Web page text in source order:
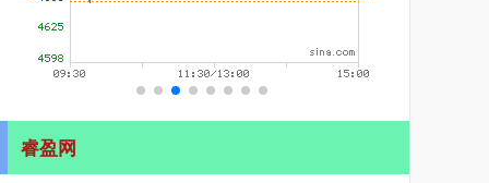
睿盈网